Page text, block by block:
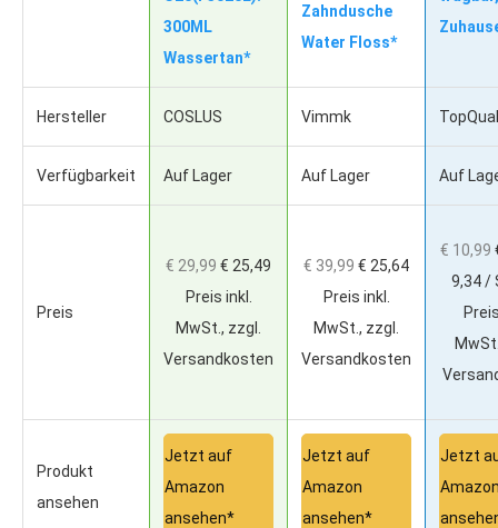
300ML
Wassertan*
Zahndusche
Water Floss*
Hersteller COSLUS Vimmk
Verfügbarkeit Auf Lager Auf Lager Auf
Preis
€ 29,99 € 25,49
Preis inkl.
MwSt., zzgl.
Versandkosten
€ 39,99 € 25,64
Preis inkl.
MwSt., zzgl.
Versandkosten
€ 10,99
9,34 /
Produkt
ansehen
Jetzt auf
Amazon
ansehen*
Jetzt auf
Amazon
ansehen*
Jetzt